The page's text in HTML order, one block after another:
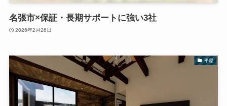
名張市×保証・長期サポートに強い3社
2026年2月26日
平屋